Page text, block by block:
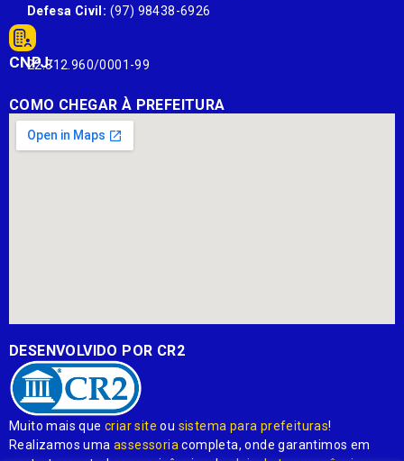
Defesa Civil: (97) 98438-6926
CNPJ:
22.812.960/0001-99
COMO CHEGAR À PREFEITURA
DESENVOLVIDO POR CR2
Muito mais quecriar site ou sistema para prefeituras!
Realizamos umaassessoria completa, onde garantimos em